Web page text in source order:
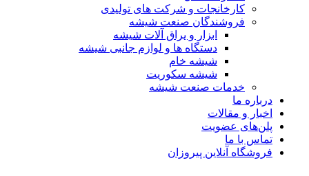
کارخانجات و شرکت های تولیدی
فروشندگان صنعت شیشه
ابزار و یراق آلات شیشه
دستگاه ها و لوازم جانبی شیشه
شیشه خام
شیشه سکوریت
خدمات صنعت شیشه
درباره ما
اخبار و مقالات
پلن‌های عضویت
تماس با ما
فروشگاه آنلاین پیروزان